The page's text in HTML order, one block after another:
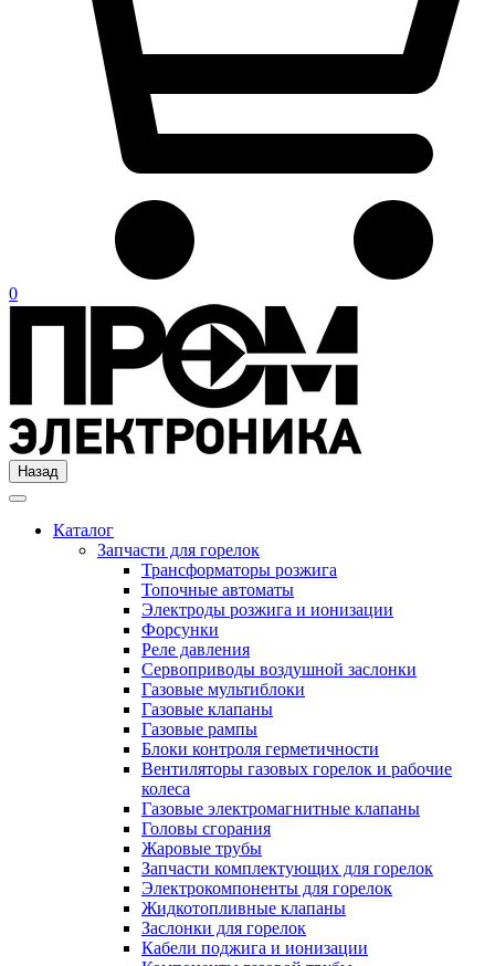
0
Назад
Каталог
Запчасти для горелок
Трансформаторы розжига
Топочные автоматы
Электроды розжига и ионизации
Форсунки
Реле давления
Сервоприводы воздушной заслонки
Газовые мультиблоки
Газовые клапаны
Газовые рампы
Блоки контроля герметичности
Вентиляторы газовых горелок и рабочие
колеса
Газовые электромагнитные клапаны
Головы сгорания
Жаровые трубы
Запчасти комплектующих для горелок
Электрокомпоненты для горелок
Жидкотопливные клапаны
Заслонки для горелок
Кабели поджига и ионизации